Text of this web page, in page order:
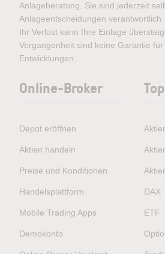
Anlageberatung. Sie sind jederzeit
Anlageentscheidungen
Ihr Verlust kann Ihre Einlage
Vergangenheit sind keine Garantie
Entwicklungen.
Online-Broker
Depot eröffnen
Aktien handeln
Preise und Konditionen
Handelsplattform
Mobile Trading Apps
Demokonto
DAX
ETF